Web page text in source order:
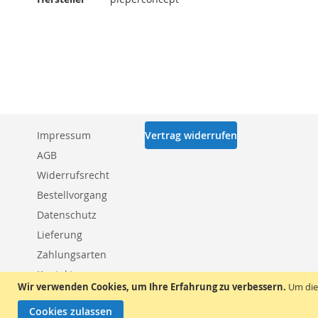
Wir verwenden Cookies, um Ihre Erfahrung zu verbessern. Um
Cookies zulassen
Impressum
AGB
Widerrufsrecht
Bestellvorgang
Datenschutz
Lieferung
Zahlungsarten
Kontakt
Vertrag widerrufen